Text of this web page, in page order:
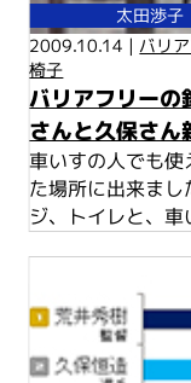
太田渉子
2009.10.14 | バリ
椅子
バリアフリー
さんと久保さん
車いすの人でも
た場所に出来ま
ジ、トイレと、